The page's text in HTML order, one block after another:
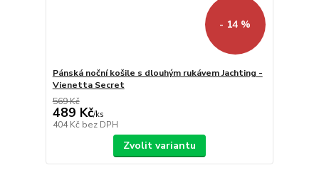
- 14 %
Pánská noční košile s dlouhým rukávem Jachting -
Vienetta Secret
569 Kč
489 Kč/ks
404 Kč bez DPH
Zvolit variantu